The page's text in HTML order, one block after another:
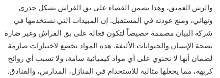
والرش العميق، وهذا يضمن القضاء على بق الفراش بشكل جذري
ونهائي، ومنع عودته في المستقبل. إن المبيدات التي نستخدمها في
شركة البيان مصممة خصيصاً لتكون فعالة على بق الفراش وغير ضارة
بصحة الإنسان والحيوانات الأليفة. هذه المواد تخضع لاختبارات صارمة
لضمان أنها لا تحتوي على أي مواد كيميائية سامة، ولا تسبب أي روائح
كريهة، مما يجعلها مثالية للاستخدام في المنازل، المدارس، والفنادق.